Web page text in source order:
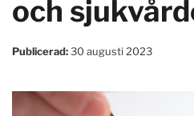
och
Publicerad:30 augusti 2023